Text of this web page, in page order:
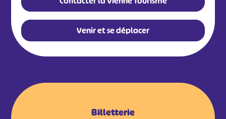
Venir et se déplacer
Billetterie